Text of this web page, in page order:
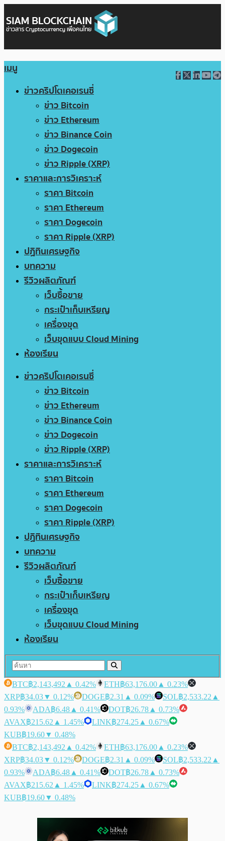
เมนู
ข่าวคริปโตเคอเรนซี่
ข่าว Bitcoin
ข่าว Ethereum
ข่าว Binance Coin
ข่าว Dogecoin
ข่าว Ripple (XRP)
ราคาและการวิเคราะห์
ราคา Bitcoin
ราคา Ethereum
ราคา Dogecoin
ราคา Ripple (XRP)
ปฏิทินเศรษฐกิจ
บทความ
รีวิวผลิตภัณฑ์
เว็บซื้อขาย
กระเป๋าเก็บเหรียญ
เครื่องขุด
เว็บขุดแบบ Cloud Mining
ห้องเรียน
ข่าวคริปโตเคอเรนซี่
ข่าว Bitcoin
ข่าว Ethereum
ข่าว Binance Coin
ข่าว Dogecoin
ข่าว Ripple (XRP)
ราคาและการวิเคราะห์
ราคา Bitcoin
ราคา Ethereum
ราคา Dogecoin
ราคา Ripple (XRP)
ปฏิทินเศรษฐกิจ
บทความ
รีวิวผลิตภัณฑ์
เว็บซื้อขาย
กระเป๋าเก็บเหรียญ
เครื่องขุด
เว็บขุดแบบ Cloud Mining
ห้องเรียน
BTC฿2,143,492 ▲ 0.42% ETH฿63,176.00 ▲ 0.23%
XRP฿34.03▼ 0.12% DOGE฿2.31 ▲ 0.09% SOL฿2,533.22 ▲
0.93%
ADA฿6.48 ▲ 0.41% DOT฿26.78 ▲ 0.73%
AVAX฿215.62 ▲ 1.45% LINK฿274.25 ▲ 0.67%
KUB฿19.60▼ 0.48%
BTC฿2,143,492 ▲ 0.42% ETH฿63,176.00 ▲ 0.23%
XRP฿34.03▼ 0.12% DOGE฿2.31 ▲ 0.09% SOL฿2,533.22 ▲
0.93%
ADA฿6.48 ▲ 0.41% DOT฿26.78 ▲ 0.73%
AVAX฿215.62 ▲ 1.45% LINK฿274.25 ▲ 0.67%
KUB฿19.60▼ 0.48%